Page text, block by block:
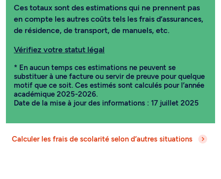
Ces totaux sont des estimations qui ne prennent pas
en compte les autres coûts tels les frais d’assurances,
de résidence, de transport, de manuels, etc.
Vérifiez votre statut légal
* En aucun temps ces estimations ne peuvent se
substituer à une facture ou servir de preuve pour quelque
motif que ce soit. Ces estimés sont calculés pour l’année
académique 2025-2026.
Date de la mise à jour des informations : 17 juillet 2025
Calculer les frais de scolarité selon d’autres situations